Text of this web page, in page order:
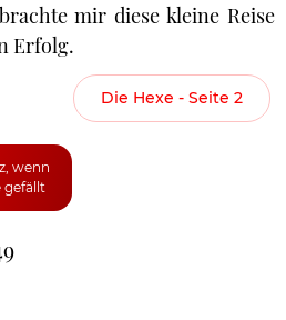
mir diese kleine Reise
Erfolg.
Die Hexe - Seite 2
wenn
gefällt